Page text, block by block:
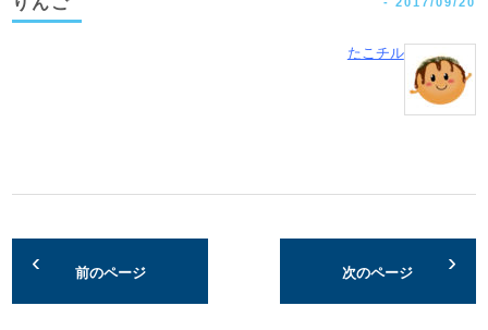
たこチル
前のページ 次のページ